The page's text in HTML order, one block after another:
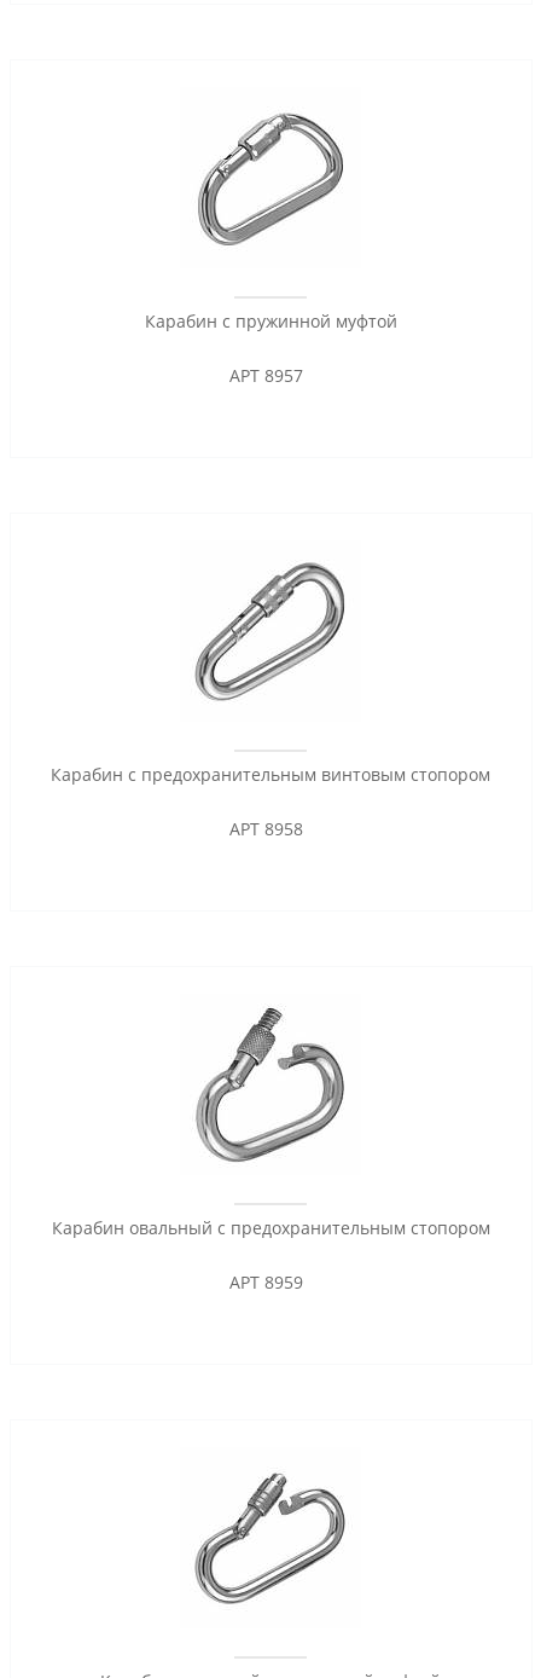
Карабин с пружинной муфтой
АРТ 8957
Карабин с предохранительным винтовым стопором
АРТ 8958
Карабин овальный с предохранительным стопором
АРТ 8959